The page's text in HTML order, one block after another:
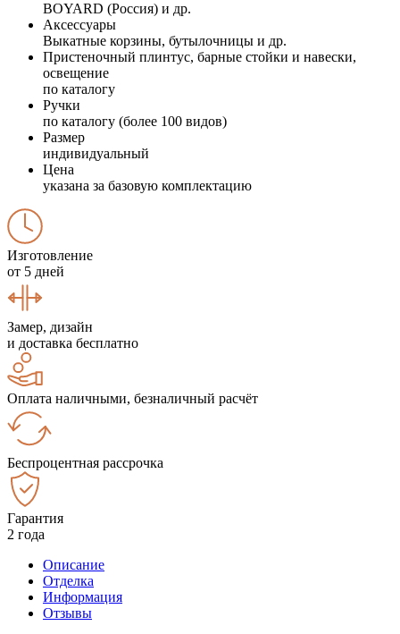
BOYARD (Россия) и др.
Аксессуары
Выкатные корзины, бутылочницы и др.
Пристеночный плинтус, барные стойки и навески,
освещение
по каталогу
Ручки
по каталогу (более 100 видов)
Размер
индивидуальный
Цена
указана за базовую комплектацию
Изготовление
от 5 дней
Замер, дизайн
и доставка бесплатно
Оплата наличными, безналичный расчёт
Беспроцентная рассрочка
Гарантия
2 года
Описание
Отделка
Информация
Отзывы